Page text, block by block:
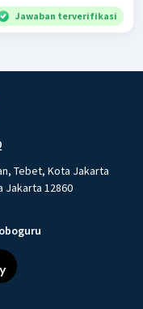
Jawaban terverifikasi
Tebet, Kota Jakarta
Jakarta 12860